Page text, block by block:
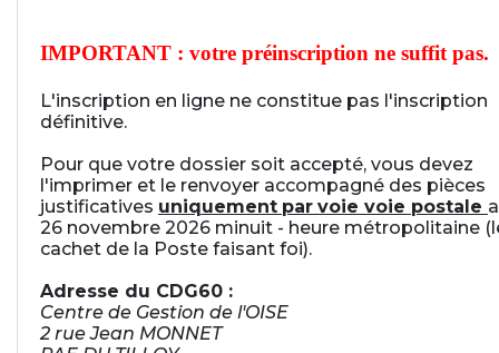
IMPORTANT : votre préinscription ne suffit pas.
L'inscription en ligne ne constitue pas l'inscription
définitive.
Pour que votre dossier soit accepté, vous devez
l'imprimer et le renvoyer accompagné des pièces
justificatives uniquement par voie voie postale
26 novembre 2026 minuit - heure métropolitaine
cachet de la Poste faisant foi).
Adresse du CDG60 :
Centre de Gestion de l'OISE
2 rue Jean MONNET